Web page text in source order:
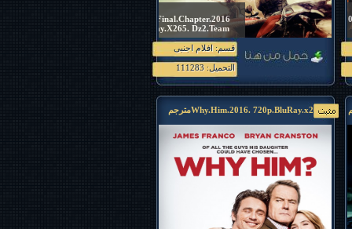
فيلم البر التاني 2016 بجوده 1080p.HD.x265
Resident.Evil.The.Final.Chapter.2016
.720p.BluRay.X265. Dz2.Team مترجم
فيلم الرعب
Resident.Evil.The.Final.Chapter.2016
.720p.BluRay.X265. Dz2.Team مترجم
قسم: افلام اجنبى
التحميل: 111283
Why.Him.2016. 720p.BluRay.x265مترجم